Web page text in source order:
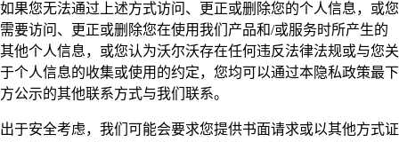
如果您无法通过上述方式访问、更正或删除您的个人信息，或您
需要访问、更正或删除您在使用我们产品和/或服务时所产生的
其他个人信息，或您认为沃尔沃存在任何违反法律法规或与您关
于个人信息的收集或使用的约定，您均可以通过本隐私政策最下
方公示的其他联系方式与我们联系。
出于安全考虑，我们可能会要求您提供书面请求或以其他方式证